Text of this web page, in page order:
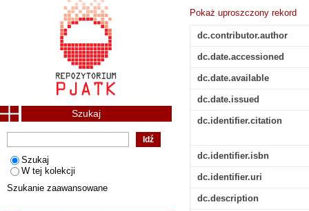
Pokaż uproszczony rekord
dc.contributor.author
dc.date.accessioned
dc.date.available
dc.date.issued
dc.identifier.citation
dc.identifier.isbn
dc.identifier.uri
dc.description
Szukaj
Szukaj
W tej kolekcji
Szukanie zaawansowane